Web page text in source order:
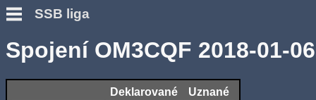
SSB liga
Spojení OM3CQF 2018-01-06
Deklarované
Uznané